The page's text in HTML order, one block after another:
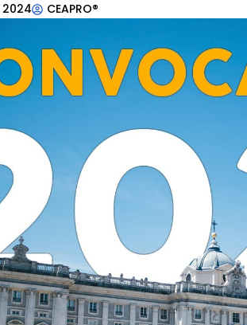
CEAPRO®